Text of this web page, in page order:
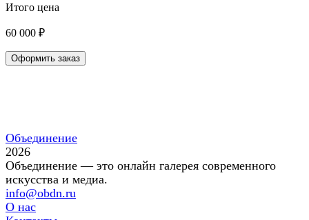
Итого цена
60 000 ₽
Оформить заказ
Объединение
2026
Объединение — это онлайн галерея современного
искусства и медиа.
info@obdn.ru
О нас